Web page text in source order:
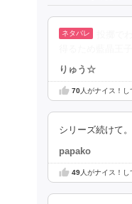
得るため藍晶王
りゅう☆
70人がナイス！し
シリーズ続けて
papako
49人がナイス！し